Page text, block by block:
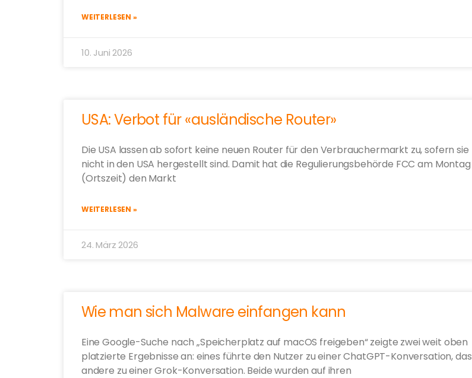
WEITERLESEN »
10. Juni 2026
USA: Verbot für «ausländische Router»
Die USA lassen ab sofort keine neuen Router für den Verbrauchermarkt zu, sofern sie
nicht in den USA hergestellt sind. Damit hat die Regulierungsbehörde FCC am Montag
(Ortszeit) den Markt
WEITERLESEN »
24. März 2026
Wie man sich Malware einfangen kann
Eine Google-Suche nach „Speicherplatz auf macOS freigeben“ zeigte zwei weit oben
platzierte Ergebnisse an: eines führte den Nutzer zu einer ChatGPT-Konversation, das
andere zu einer Grok-Konversation. Beide wurden auf ihren